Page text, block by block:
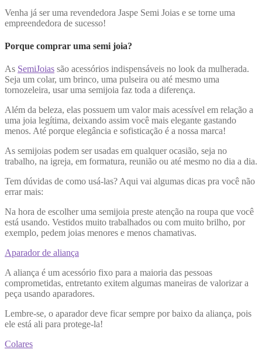
Venha já ser uma revendedora Jaspe Semi Joias e se torne uma
empreendedora de sucesso!
Porque comprar uma semi joia?
As SemiJoias são acessórios indispensáveis no look da mulherada.
Seja um colar, um brinco, uma pulseira ou até mesmo uma
tornozeleira, usar uma semijoia faz toda a diferença.
Além da beleza, elas possuem um valor mais acessível em relação a
uma joia legítima, deixando assim você mais elegante gastando
menos. Até porque elegância e sofisticação é a nossa marca!
As semijoias podem ser usadas em qualquer ocasião, seja no
trabalho, na igreja, em formatura, reunião ou até mesmo no dia a dia.
Tem dúvidas de como usá-las? Aqui vai algumas dicas pra você não
errar mais:
Na hora de escolher uma semijoia preste atenção na roupa que você
está usando. Vestidos muito trabalhados ou com muito brilho, por
exemplo, pedem joias menores e menos chamativas.
Aparador de aliança
A aliança é um acessório fixo para a maioria das pessoas
comprometidas, entretanto exitem algumas maneiras de valorizar a
peça usando aparadores.
Lembre-se, o aparador deve ficar sempre por baixo da aliança, pois
ele está ali para protege-la!
Colares